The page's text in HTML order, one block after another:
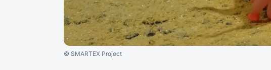
© SMARTEX Project